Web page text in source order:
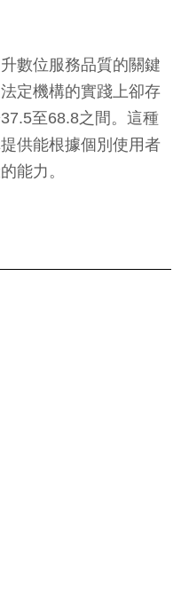
數位服務品質的關鍵
定機構的實踐上卻存
至68.8之間。這種
供能根據個別使用者
能力。